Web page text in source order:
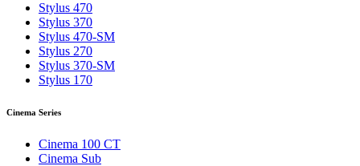
Stylus 470
Stylus 370
Stylus 470-SM
Stylus 270
Stylus 370-SM
Stylus 170
Cinema Series
Cinema 100 CT
Cinema Sub